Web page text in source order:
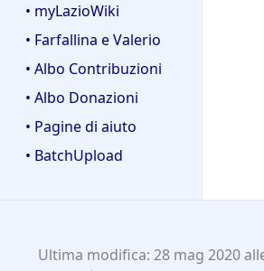
• myLazioWiki
• Farfallina e Valerio
• Albo Contribuzioni
• Albo Donazioni
• Pagine di aiuto
• BatchUpload
Ultima modifica: 28 mag 2020